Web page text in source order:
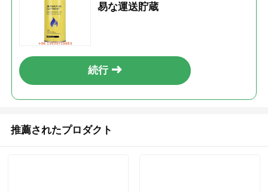
易な運送貯蔵
続行
推薦されたプロダクト